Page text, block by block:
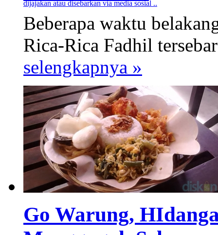
dijajakan atau disebarkan via media sosial ..
Beberapa waktu
Rica-Rica Fadhil
selengkapnya »
Go Warung,